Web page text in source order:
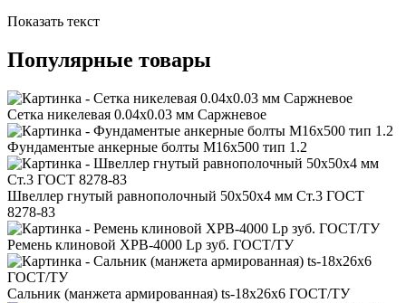
Показать текст
Популярные товары
Сетка никелевая 0.04x0.03 мм Саржневое
Фундаментые анкерные болты М16x500 тип 1.2
Швеллер гнутый равнополочный 50x50x4 мм Ст.3 ГОСТ
8278-83
Ремень клиновой XPB-4000 Lp зуб. ГОСТ/ТУ
Сальник (манжета армированная) ts-18x26x6 ГОСТ/ТУ